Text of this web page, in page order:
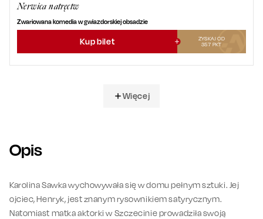
Nerwica natręctw
Zwariowana komedia w gwiazdorskiej obsadzie
Kup bilet
ZYSKAJ OD
357 PKT
Więcej
Opis
Karolina Sawka wychowywała się w domu pełnym sztuki. Jej
ojciec, Henryk, jest znanym rysownikiem satyrycznym.
Natomiast matka aktorki w Szczecinie prowadziła swoją